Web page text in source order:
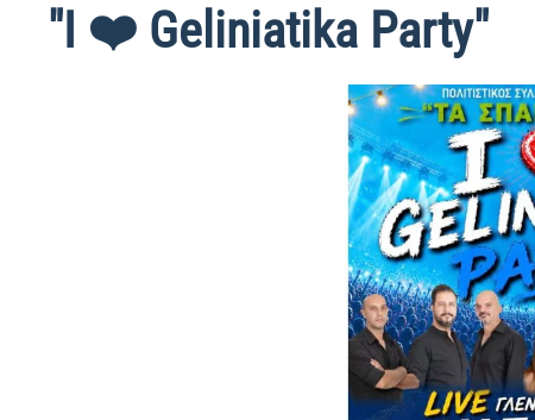
"I ❤️ Geliniatika Party"